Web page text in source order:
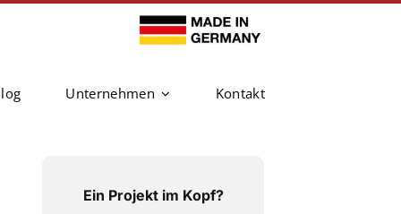
Unternehmen Kontakt
Ein Projekt im Kopf?